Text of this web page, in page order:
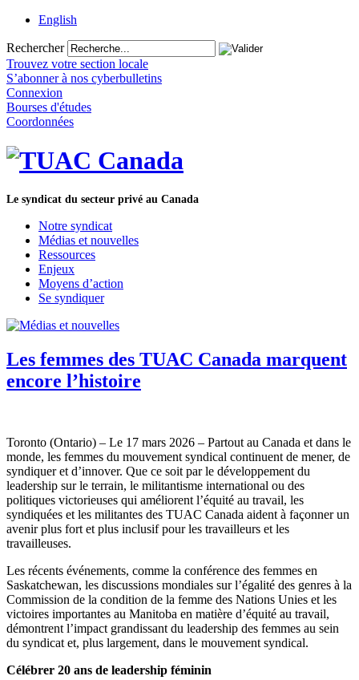
English
Rechercher
Trouvez votre section locale
S’abonner à nos cyberbulletins
Connexion
Bourses d'études
Coordonnées
Le syndicat du secteur privé au Canada
Notre syndicat
Médias et nouvelles
Ressources
Enjeux
Moyens d’action
Se syndiquer
Les femmes des TUAC Canada marquent
encore l’histoire
Toronto (Ontario) – Le 17 mars 2026 – Partout au Canada et dans le
monde, les femmes du mouvement syndical continuent de mener, de
syndiquer et d’innover. Que ce soit par le développement du
leadership sur le terrain, le militantisme international ou des
politiques victorieuses qui améliorent l’équité au travail, les
syndiquées et les militantes des TUAC Canada aident à façonner un
avenir plus fort et plus inclusif pour les travailleurs et les
travailleuses.
Les récents événements, comme la conférence des femmes en
Saskatchewan, les discussions mondiales sur l’égalité des genres à la
Commission de la condition de la femme des Nations Unies et les
victoires importantes au Manitoba en matière d’équité au travail,
démontrent l’impact grandissant du leadership des femmes au sein
du syndicat et, plus largement, dans le mouvement syndical.
Célébrer 20 ans de leadership féminin